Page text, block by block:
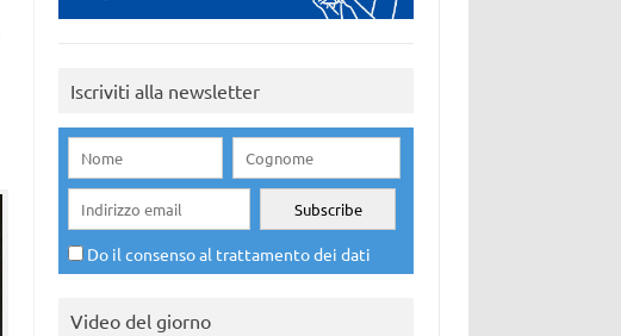
Iscriviti alla newsletter
Do il consenso al trattamento dei dati
Video del giorno